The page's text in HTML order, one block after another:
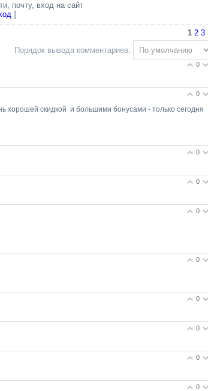
почту, вход на сайт
]
1 2 3
Порядок вывода комментариев:
0
0
хорошей скидкой и большими бонусами - только сегодня
0
0
0
0
0
0
0
0